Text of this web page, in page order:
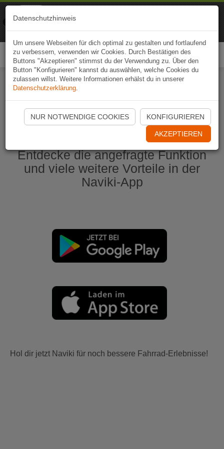
Naviki App jetzt öffnen
Entdecke die angefragte Funktion
und viele weitere Vorteile in der
Naviki-App
Hol dir jetzt Naviki für noch bessere Fahrrad-Erlebnisse!
Datenschutzhinweis
Um unsere Webseiten für dich optimal zu gestalten und fortlaufend
zu verbessern, verwenden wir Cookies. Durch Bestätigen des
Buttons "Akzeptieren" stimmst du der Verwendung zu. Über den
Button "Konfigurieren" kannst du auswählen, welche Cookies du
zulassen willst. Weitere Informationen erhälst du in unserer
Datenschutzerklärung.
NUR NOTWENDIGE COOKIES KONFIGURIEREN
AKZEPTIEREN
Naviki